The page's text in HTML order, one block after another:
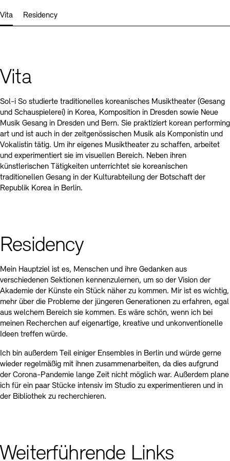
Digitale Sammlungen Exil-Archive
Vita Residency
Vita
Sol-i So studierte traditionelles koreanisches Musiktheater (Gesang
und Schauspielerei) in Korea, Komposition in Dresden sowie Neue
Musik Gesang in Dresden und Bern. Sie praktiziert korean performing
art und ist auch in der zeitgenössischen Musik als Komponistin und
Vokalistin tätig. Um ihr eigenes Musiktheater zu schaffen, arbeitet
und experimentiert sie im visuellen Bereich. Neben ihren
künstlerischen Tätigkeiten unterrichtet sie koreanischen
traditionellen Gesang in der Kulturabteilung der Botschaft der
Republik Korea in Berlin.
Residency
Mein Hauptziel ist es, Menschen und ihre Gedanken aus
verschiedenen Sektionen kennenzulernen, um so der Vision der
Akademie der Künste ein Stück näher zu kommen. Mir ist es wichtig,
mehr über die Probleme der jüngeren Generationen zu erfahren, egal
aus welchem Bereich sie kommen. Es wäre schön, wenn ich bei
meinen Recherchen auf eigenartige, kreative und unkonventionelle
Ideen treffen würde.
Ich bin außerdem Teil einiger Ensembles in Berlin und würde gerne
wieder regelmäßig mit ihnen zusammenarbeiten, da dies aufgrund
der Corona-Pandemie lange Zeit nicht möglich war. Außerdem plane
ich für ein paar Stücke intensiv im Studio zu experimentieren und in
der Bibliothek zu recherchieren.
Weiterführende Links